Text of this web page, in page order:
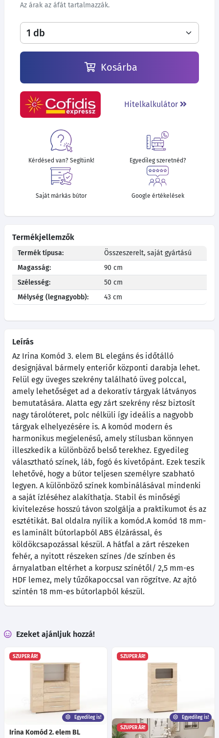
Az árak az áfát tartalmazzák.
Kosárba
Hitelkalkulátor
Kérdésed van? Segítünk! Egyedileg szeretnéd?
Saját márkás bútor Google értékelések
Termékjellemzők
Termék típusa:
Összeszerelt, saját gyártású
Magasság:
90 cm
Szélesség:
50 cm
Mélység (legnagyobb):
43 cm
Leírás
Az Irina Komód 3. elem BL elegáns és időtálló
designjával bármely enteriőr központi darabja lehet.
Felül egy üveges szekrény található üveg polccal,
amely lehetőséget ad a dekoratív tárgyak látványos
bemutatására. Alatta egy zárt szekrény rész biztosít
nagy tárolóteret, polc nélküli így ideális a nagyobb
tárgyak elhelyezésére is. A komód modern és
harmonikus megjelenésű, amely stílusban könnyen
illeszkedik a különböző belső terekhez. Egyedileg
választható színek, láb, fogó és kivetőpánt. Ezek teszik
lehetővé, hogy a bútor teljesen személyre szabható
legyen. A különböző színek kombinálásával mindenki
a saját ízléséhez alakíthatja. Stabil és minőségi
kivitelezése hosszú távon szolgálja a praktikumot és az
esztétikát. Bal oldalra nyílik a komód.A komód 18 mm-
es laminált bútorlapból ABS élzárással, és
köldökcsapozással készül. A hátfal a zárt részeken
fehér, a nyitott részeken színes /de színben és
árnyalatban eltérhet a korpusz színétől/ 2,5 mm-es
HDF lemez, mely tűzőkapoccsal van rögzítve. Az ajtó
szintén 18 mm-es bútorlapból készül.
Ezeket ajánljuk hozzá!
SZUPER ÁR!
Egyedileg is!
Irina Komód 2. elem BL
SZUPER ÁR!
Egyedileg is!
Irina Komód 1. elem BL
SZUPER ÁR!